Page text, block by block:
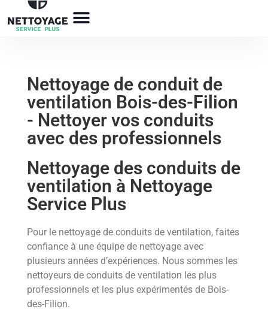
Nettoyage de conduit de
ventilation Bois-des-Filion
- Nettoyer vos conduits
avec des professionnels
Nettoyage des conduits de
ventilation à Nettoyage
Service Plus
Pour le nettoyage de conduits de ventilation, faites
confiance à une équipe de nettoyage avec
plusieurs années d’expériences. Nous sommes les
nettoyeurs de conduits de ventilation les plus
professionnels et les plus expérimentés de Bois-
des-Filion.